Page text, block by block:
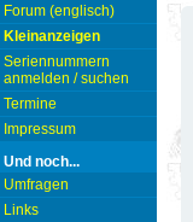
Forum (englisch)
Kleinanzeigen
Seriennummern
anmelden / suchen
Termine
Impressum
Und noch...
Umfragen
Links